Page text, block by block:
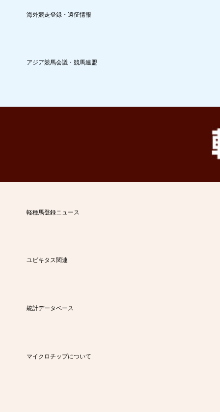
海外競走登録・遠征情報
アジア競馬会議・競馬連盟
軽種馬登録ニュース
ユビキタス関連
統計データベース
マイクロチップについて